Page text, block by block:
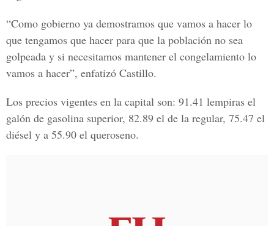
“Como gobierno ya demostramos que vamos a hacer lo
que tengamos que hacer para que la población no sea
golpeada y si necesitamos mantener el congelamiento lo
vamos a hacer”, enfatizó Castillo.
Los precios vigentes en la capital son: 91.41 lempiras el
galón de gasolina superior, 82.89 el de la regular, 75.47 el
diésel y a 55.90 el queroseno.